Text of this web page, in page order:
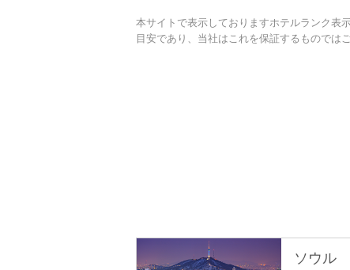
本サイトで表示しておりますホテルランク表
目安であり、当社はこれを保証するものでは
ソウル